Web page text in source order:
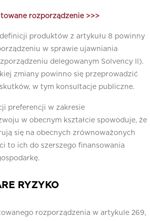
rozporządzenie >>>
produktów z artykułu 8 powinny
w sprawie ujawniania
delegowanym Solvency II).
zmiany powinno się przeprowadzić
w tym konsultacje publiczne.
preferencji w zakresie
w obecnym kształcie spowoduje, że
się na obecnych zrównoważonych
to ich do szerszego finansowania
RYZYKO
rozporządzenia w artykule 269,